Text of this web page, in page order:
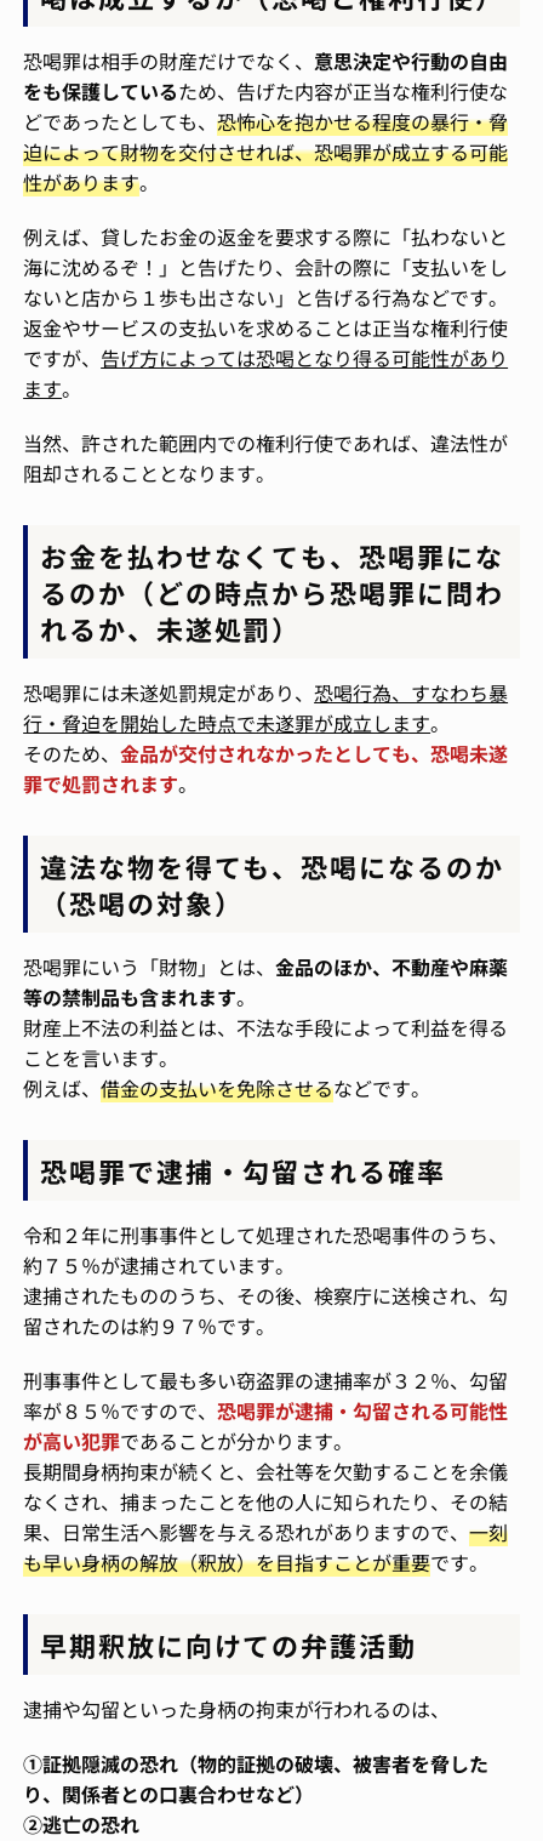
恐喝罪は相手の財産だけでなく、 意思決定や行動の自由
をも保護しているため、告げた内容が正当な権利行使な
どであったとしても、恐怖心を抱かせる程度の暴行・脅
迫によって財物を交付させれば、恐喝罪が成立する可能
性があります。
例えば、貸したお金の返金を要求する際に「払わないと
海に沈めるぞ！」と告げたり、会計の際に「支払いをし
ないと店から１歩も出さない」と告げる行為などです。
返金やサービスの支払いを求めることは正当な権利行使
ですが、 告げ方によっては恐喝となり得る可能性があり
ます。
当然、許された範囲内での権利行使であれば、違法性が
阻却されることとなります。
お金を払わせなくても、恐喝罪にな
るのか（どの時点から恐喝罪に問わ
れるか、未遂処罰）
恐喝罪には未遂処罰規定があり、恐喝行為、すなわち暴
行・脅迫を開始した時点で未遂罪が成立します。
そのため、金品が交付されなかったとしても、恐喝未遂
罪で処罰されます。
違法な物を得ても、恐喝になるのか
（恐喝の対象）
恐喝罪にいう「財物」とは、金品のほか、不動産や麻薬
等の禁制品も含まれます。
財産上不法の利益とは、不法な手段によって利益を得る
ことを言います。
例えば、借金の支払いを免除させるなどです。
恐喝罪で逮捕・勾留される確率
令和２年に刑事事件として処理された恐喝事件のうち、
約７５％が逮捕されています。
逮捕されたもののうち、その後、検察庁に送検され、勾
留されたのは約９７％です。
刑事事件として最も多い窃盗罪の逮捕率が３２％、勾留
率が８５％ですので、恐喝罪が逮捕・勾留される可能性
が高い犯罪であることが分かります。
長期間身柄拘束が続くと、会社等を欠勤することを余儀
なくされ、捕まったことを他の人に知られたり、その結
果、日常生活へ影響を与える恐れがありますので、一刻
も早い身柄の解放（釈放）を目指すことが重要です。
早期釈放に向けての弁護活動
逮捕や勾留といった身柄の拘束が行われるのは、
①証拠隠滅の恐れ（物的証拠の破壊、被害者を脅した
り、関係者との口裏合わせなど）
②逃亡の恐れ